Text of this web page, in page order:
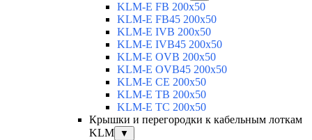
KLM-E FB 200x50
KLM-E FB45 200x50
KLM-E IVB 200x50
KLM-E IVB45 200x50
KLM-E OVB 200x50
KLM-E OVB45 200x50
KLM-E CE 200x50
KLM-E TB 200x50
KLM-E TC 200x50
Крышки и перегородки к кабельным лоткам
KLM
▼